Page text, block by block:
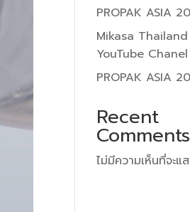
PROPAK ASIA
Mikasa Thailand
YouTube Chanel
PROPAK ASIA
Recent
Comments
ไม่มีความเห็นที่จะแ